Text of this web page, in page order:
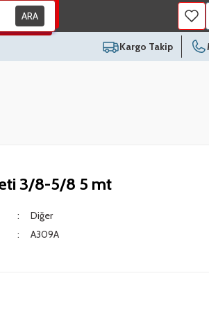
ARA
Kargo Takip
3/8-5/8 5 mt
Diğer
A309A